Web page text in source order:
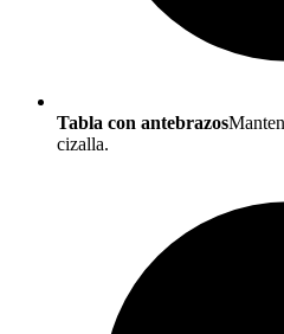
Tabla con antebrazos
cizalla.